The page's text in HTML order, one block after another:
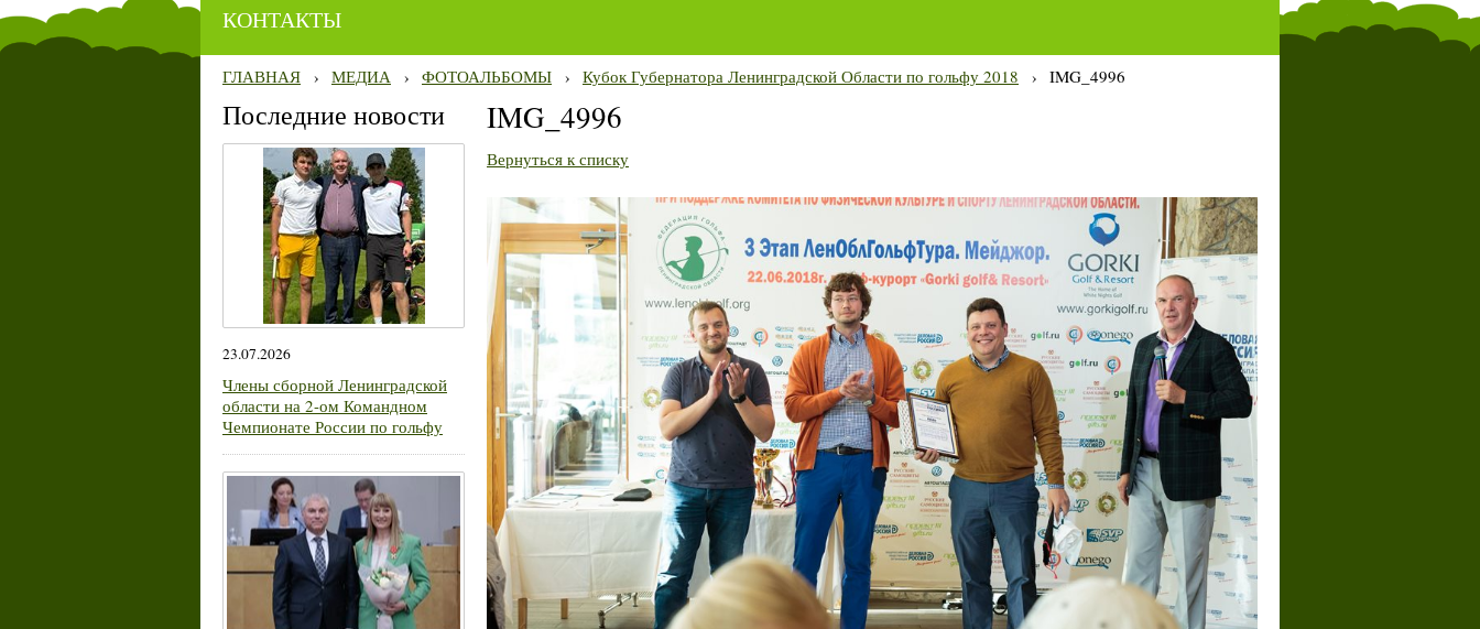
КОНТАКТЫ
ГЛАВНАЯ › МЕДИА › ФОТОАЛЬБОМЫ › Кубок Губернатора Ленинградской Области по гольфу 2018 › IMG_4996
Последние новости
23.07.2026
Члены сборной Ленинградской
области на 2-ом Командном
Чемпионате России по гольфу
IMG_4996
Вернуться к списку